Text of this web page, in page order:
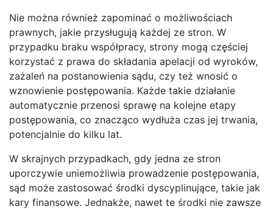
Nie można również zapominać o możliwościach
prawnych, jakie przysługują każdej ze stron. W
przypadku braku współpracy, strony mogą częściej
korzystać z prawa do składania apelacji od wyroków,
zażaleń na postanowienia sądu, czy też wnosić o
wznowienie postępowania. Każde takie działanie
automatycznie przenosi sprawę na kolejne etapy
postępowania, co znacząco wydłuża czas jej trwania,
potencjalnie do kilku lat.
W skrajnych przypadkach, gdy jedna ze stron
uporczywie uniemożliwia prowadzenie postępowania,
sąd może zastosować środki dyscyplinujące, takie jak
kary finansowe. Jednakże, nawet te środki nie zawsze